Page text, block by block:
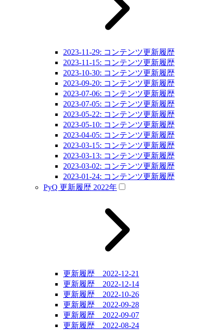
2023-11-29: コンテンツ更新履歴
2023-11-15: コンテンツ更新履歴
2023-10-30: コンテンツ更新履歴
2023-09-20: コンテンツ更新履歴
2023-07-06: コンテンツ更新履歴
2023-07-05: コンテンツ更新履歴
2023-05-22: コンテンツ更新履歴
2023-05-10: コンテンツ更新履歴
2023-04-05: コンテンツ更新履歴
2023-03-15: コンテンツ更新履歴
2023-03-13: コンテンツ更新履歴
2023-03-02: コンテンツ更新履歴
2023-01-24: コンテンツ更新履歴
PyQ 更新履歴 2022年
更新履歴 2022-12-21
更新履歴 2022-12-14
更新履歴 2022-10-26
更新履歴 2022-09-28
更新履歴 2022-09-07
更新履歴 2022-08-24